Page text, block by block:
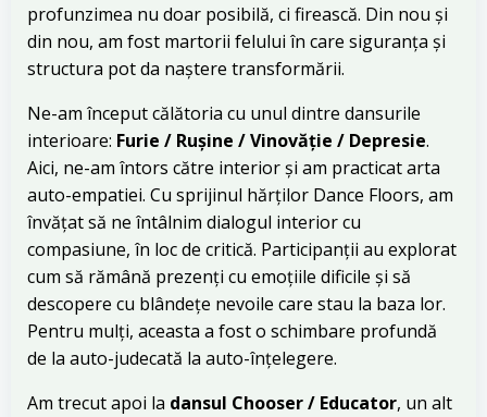
profunzimea nu doar posibilă, ci firească. Din nou și
din nou, am fost martorii felului în care siguranța și
structura pot da naștere transformării.
Ne-am început călătoria cu unul dintre dansurile
interioare: Furie / Rușine / Vinovăție / Depresie.
Aici, ne-am întors către interior și am practicat arta
auto-empatiei. Cu sprijinul hărților Dance Floors, am
învățat să ne întâlnim dialogul interior cu
compasiune, în loc de critică. Participanții au explorat
cum să rămână prezenți cu emoțiile dificile și să
descopere cu blândețe nevoile care stau la baza lor.
Pentru mulți, aceasta a fost o schimbare profundă
de la auto-judecată la auto-înțelegere.
Am trecut apoi la dansul Chooser / Educator, un alt